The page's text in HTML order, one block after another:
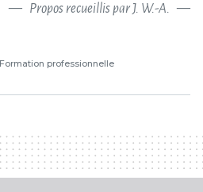
Propos recueillis par J. W.-A.
Formation professionnelle